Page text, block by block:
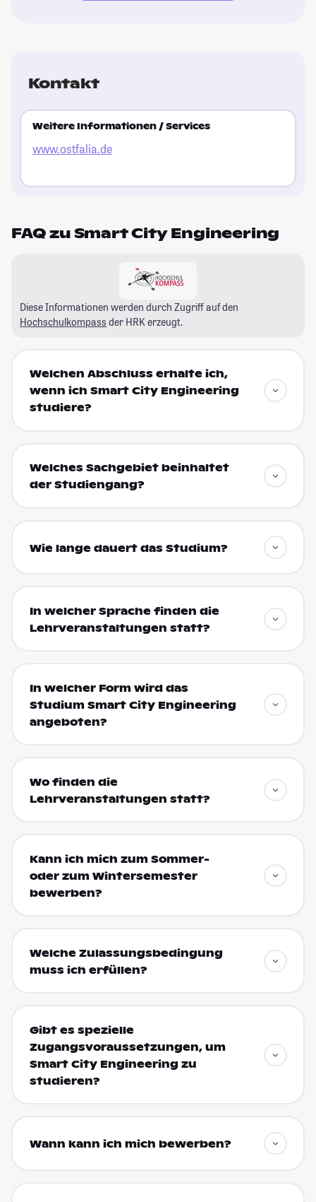
Kontakt
Weitere Informationen / Services
www.ostfalia.de
FAQ zu Smart City Engineering
Diese Informationen werden durch Zugriff auf den
Hochschulkompass der HRK erzeugt.
Welchen Abschluss erhalte ich,
wenn ich Smart City Engineering
studiere?
Welches Sachgebiet beinhaltet
der Studiengang?
Wie lange dauert das Studium?
In welcher Sprache finden die
Lehrveranstaltungen statt?
In welcher Form wird das
Studium Smart City Engineering
angeboten?
Wo finden die
Lehrveranstaltungen statt?
Kann ich mich zum Sommer-
oder zum Wintersemester
bewerben?
Welche Zulassungsbedingung
muss ich erfüllen?
Gibt es spezielle
Zugangsvoraussetzungen, um
Smart City Engineering zu
studieren?
Wann kann ich mich bewerben?